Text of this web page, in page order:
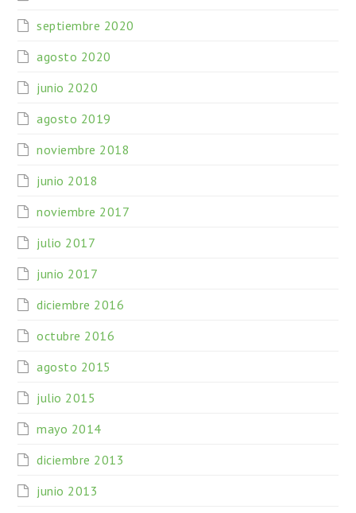
septiembre 2020
agosto 2020
junio 2020
agosto 2019
noviembre 2018
junio 2018
noviembre 2017
julio 2017
junio 2017
diciembre 2016
octubre 2016
agosto 2015
julio 2015
mayo 2014
diciembre 2013
junio 2013